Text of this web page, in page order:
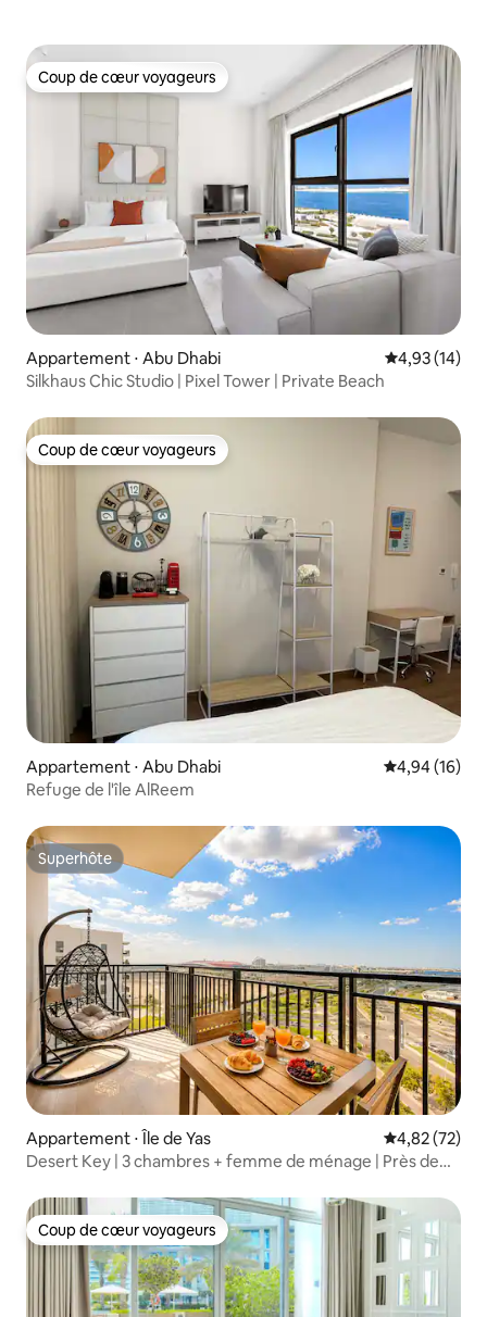
Coup de cœur voyageurs
Coup de cœur voyageurs
Appartement ⋅ Abu Dhabi Évaluation
4,93 (14)
Silkhaus Chic Studio | Pixel Tower | Private Beach
Coup de cœur voyageurs
Coup de cœur voyageurs
Appartement ⋅ Abu Dhabi Évaluation
4,94 (16)
Refuge de l'île AlReem
Superhôte
Superhôte
Appartement ⋅ Île de Yas Évaluation
4,82 (72)
Desert Key | 3 chambres + femme de ménage | Près de
Coup de cœur voyageurs
Coup de cœur voyageurs